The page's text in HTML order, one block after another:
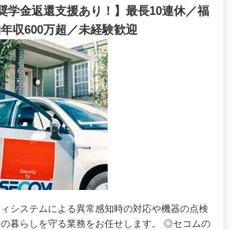
学金返還支援あり！】最長10連休／福
収600万超／未経験歓迎
システムによる異常感知時の対応や機器の点検
暮らしを守る業務をお任せします。 ◎セコムの